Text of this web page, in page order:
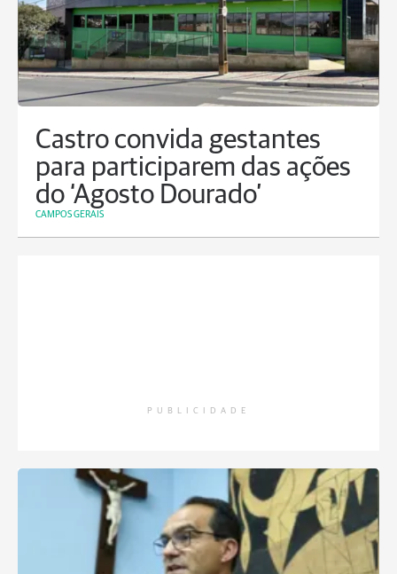
Castro convida gestantes
para participarem das ações
do ‘Agosto Dourado’
CAMPOS GERAIS
PUBLICIDADE